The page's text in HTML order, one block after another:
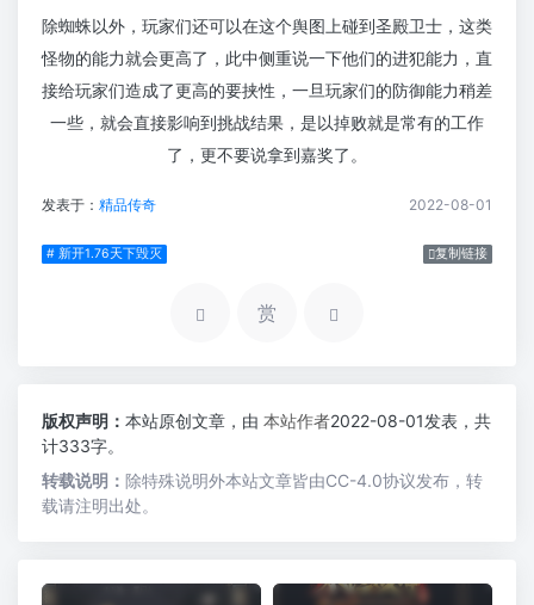
除蜘蛛以外，玩家们还可以在这个舆图上碰到圣殿卫士，这类
怪物的能力就会更高了，此中侧重说一下他们的进犯能力，直
接给玩家们造成了更高的要挟性，一旦玩家们的防御能力稍差
一些，就会直接影响到挑战结果，是以掉败就是常有的工作
了，更不要说拿到嘉奖了。
发表于： 精品传奇 2022-08-01
# 新开1.76天下毁灭 复制链接
赏
版权声明： 本站原创文章，由 本站作者2022-08-01发表，共
计333字。
转载说明： 除特殊说明外本站文章皆由CC-4.0协议发布，转
载请注明出处。